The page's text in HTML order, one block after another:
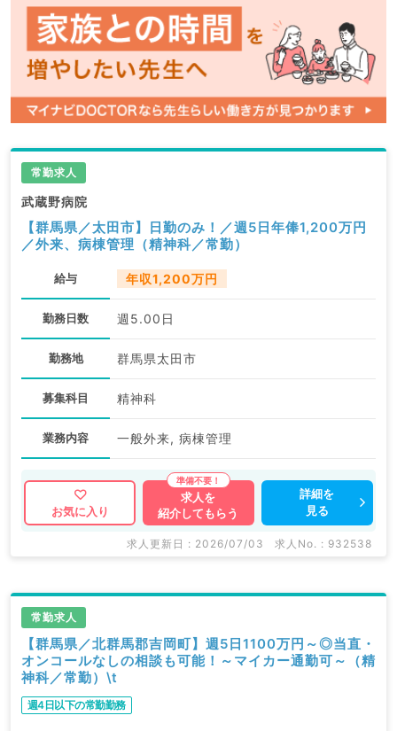
常勤求人
武蔵野病院
【群馬県／太田市】日勤のみ！／週5日年俸1,200万円
／外来、病棟管理（精神科／常勤）
給与 年収1,200万円
勤務日数 週5.00日
勤務地 群馬県太田市
募集科目 精神科
業務内容 一般外来, 病棟管理
お気に入り
求人を
紹介してもらう
詳細を
見る
求人更新日 : 2026/07/03 求人No. : 932538
常勤求人
【群馬県／北群馬郡吉岡町】週5日1100万円～◎当直・
オンコールなしの相談も可能！～マイカー通勤可～（精
神科／常勤）\t
週4日以下の常勤勤務